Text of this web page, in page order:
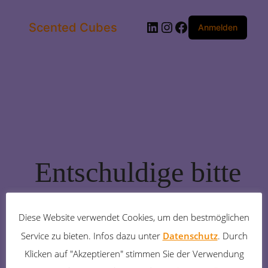
Scented Cubes LinkedIn
Instagram
Facebook
Anmelden
Entschuldige bitte
die
Unannehmlichkeiten!
Diese Website verwendet Cookies, um den bestmöglichen
Service zu bieten. Infos dazu unter Datenschutz. Durch
Klicken auf "Akzeptieren" stimmen Sie der Verwendung